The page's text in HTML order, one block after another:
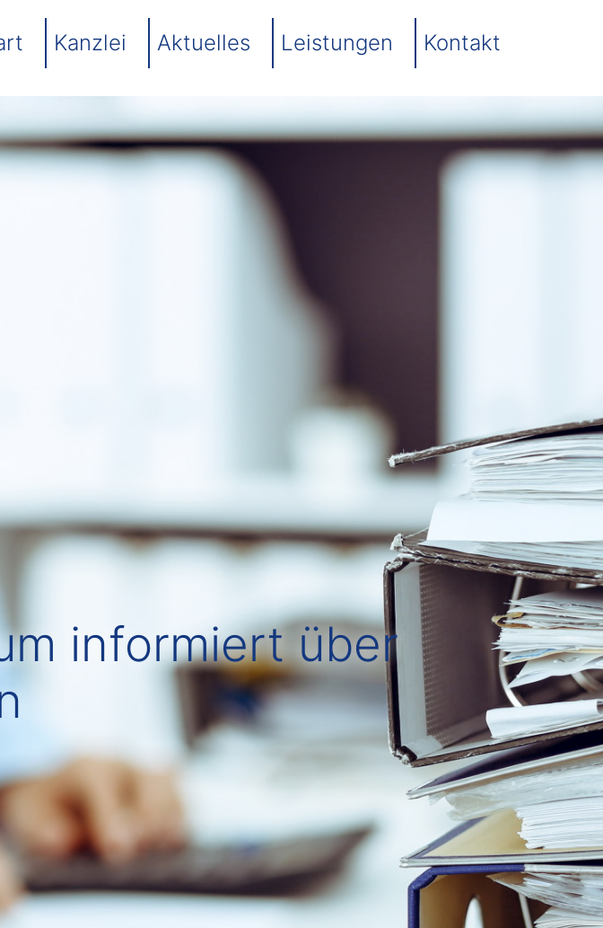
Kanzlei Aktuelles Leistungen Kontakt
informiert über